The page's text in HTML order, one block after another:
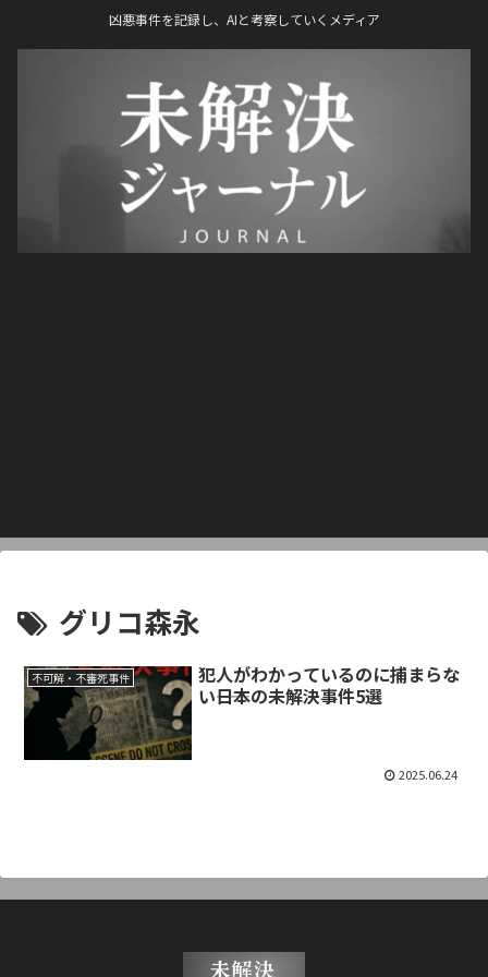
凶悪事件を記録し、AIと考察していくメディア
グリコ森永
不可解・不審死事件
犯人がわかっているのに捕まらな
い――日本の未解決事件5選
2025.06.24